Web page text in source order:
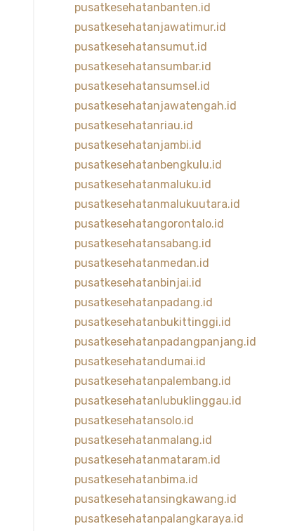
pusatkesehatanbanten.id
pusatkesehatanjawatimur.id
pusatkesehatansumut.id
pusatkesehatansumbar.id
pusatkesehatansumsel.id
pusatkesehatanjawatengah.id
pusatkesehatanriau.id
pusatkesehatanjambi.id
pusatkesehatanbengkulu.id
pusatkesehatanmaluku.id
pusatkesehatanmalukuutara.id
pusatkesehatangorontalo.id
pusatkesehatansabang.id
pusatkesehatanmedan.id
pusatkesehatanbinjai.id
pusatkesehatanpadang.id
pusatkesehatanbukittinggi.id
pusatkesehatanpadangpanjang.id
pusatkesehatandumai.id
pusatkesehatanpalembang.id
pusatkesehatanlubuklinggau.id
pusatkesehatansolo.id
pusatkesehatanmalang.id
pusatkesehatanmataram.id
pusatkesehatanbima.id
pusatkesehatansingkawang.id
pusatkesehatanpalangkaraya.id